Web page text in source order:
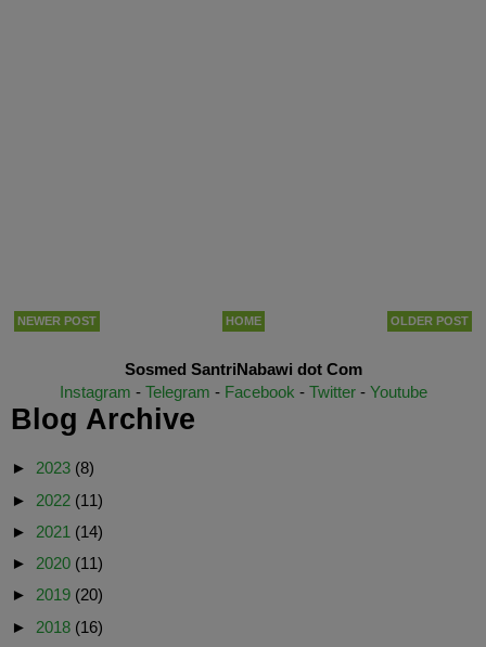
NEWER POST OLDER POST
HOME
Sosmed SantriNabawi dot Com
Instagram - Telegram - Facebook - Twitter- Youtube
Blog Archive
► 2023 (8)
► 2022 (11)
► 2021 (14)
► 2020 (11)
► 2019 (20)
► 2018 (16)